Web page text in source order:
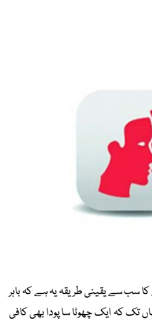
سب سے یقینی طریقہ یہ ہے کہ باہر
تک کہ ایک چھوٹا سا پودا بھی کافی